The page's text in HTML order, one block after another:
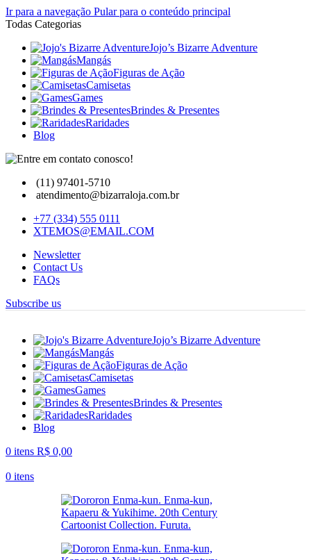
Ir para a navegação Pular para o conteúdo principal
Todas Categorias
Jojo’s Bizarre Adventure
Mangás
Figuras de Ação
Camisetas
Games
Brindes & Presentes
Raridades
Blog
(11) 97401-5710
atendimento@bizarraloja.com.br
+77 (334) 555 0111
XTEMOS@EMAIL.COM
Newsletter
Contact Us
FAQs
Subscribe us
Jojo’s Bizarre Adventure
Mangás
Figuras de Ação
Camisetas
Games
Brindes & Presentes
Raridades
Blog
0 itens R$ 0,00
0 itens